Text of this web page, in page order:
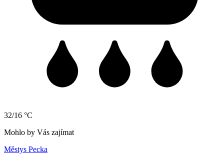
32/16 °C
Mohlo by Vás zajímat
Městys Pecka